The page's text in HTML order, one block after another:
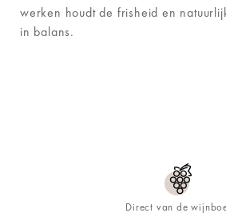
werken houdt de frisheid en
in balans.
Direct van de